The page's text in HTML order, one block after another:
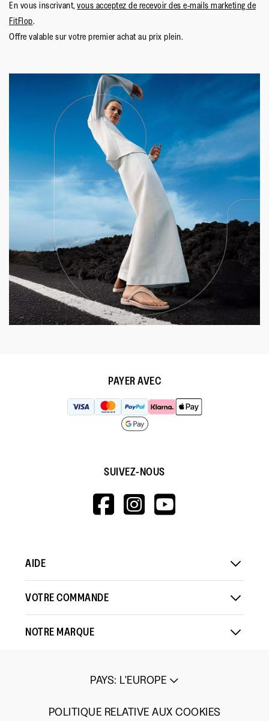
En vous inscrivant, vous acceptez de recevoir des e-mails marketing de
FitFlop.
Offre valable sur votre premier achat au prix plein.
PAYER AVEC
SUIVEZ-NOUS
HTTPS://
HTTPS://
AIDE
VOTRE COMMANDE
NOTRE MARQUE
PAYS: L'EUROPE
POLITIQUE RELATIVE AUX COOKIES